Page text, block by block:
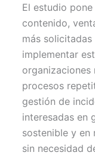
El estudio
contenido,
más
implementar
procesos
gestión de
interesadas en
sostenible y en
sin necesidad